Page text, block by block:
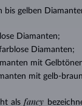
bis gelben
Diamanten;
Diamanten;
mit
mit gelb-
als fancy